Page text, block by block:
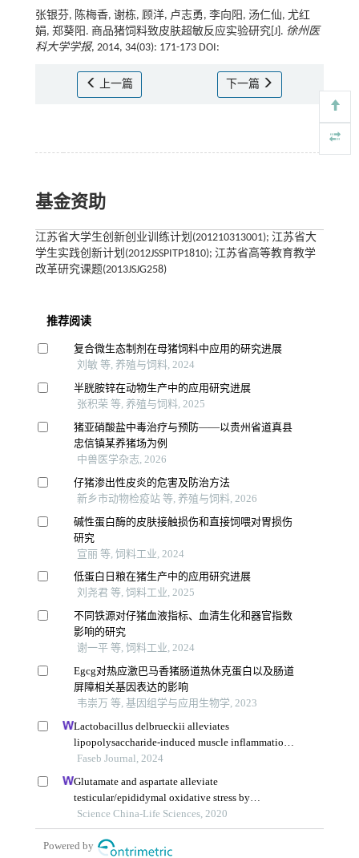
张银芬, 陈梅香, 谢栋, 顾洋, 卢志勇, 李向阳, 汤仁仙, 尤红
娟, 郑葵阳. 商品猪饲料致皮肤超敏反应实验研究[J]. 徐州医
科大学学报, 2014, 34(03): 171-173 DOI:
上一篇 下一篇
基金资助
江苏省大学生创新创业训练计划(201210313001); 江苏省大
学生实践创新计划(2012JSSPITP1810); 江苏省高等教育教学
改革研究课题(2013JSJG258)